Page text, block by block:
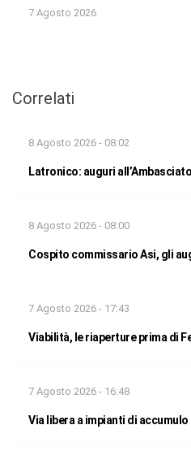
7 Agosto 2026
Correlati
8 Agosto 2026 - 08:02
Latronico: auguri
8 Agosto 2026 - 08:00
Cospito commissario Asi, gli
7 Agosto 2026 - 17:43
Viabilità, le riaperture prima di
7 Agosto 2026 - 16:48
Via libera a impianti di